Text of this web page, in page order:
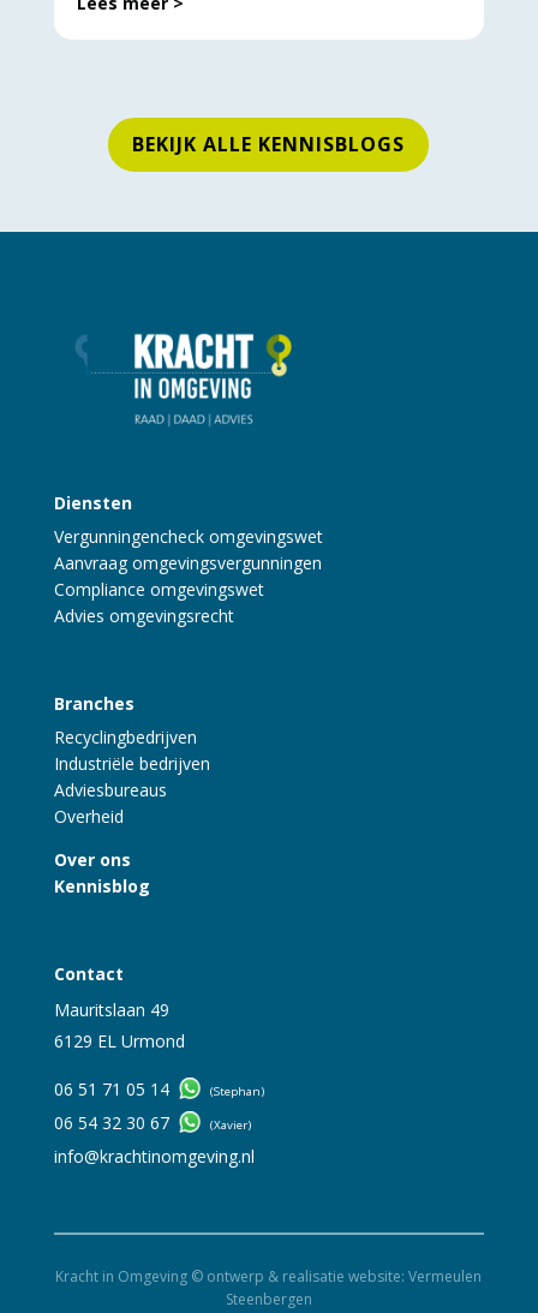
BEKIJK ALLE KENNISBLOGS
Diensten
Vergunningencheck omgevingswet
Aanvraag omgevingsvergunningen
Compliance omgevingswet
Advies omgevingsrecht
Branches
Recyclingbedrijven
Industriële bedrijven
Adviesbureaus
Overheid
Over ons
Kennisblog
Contact
Mauritslaan 49
6129 EL Urmond
06 51 71 05 14 (Stephan)
06 54 32 30 67 (Xavier)
info@krachtinomgeving.nl
Kracht in Omgeving © ontwerp & realisatie website:Vermeulen
Steenbergen